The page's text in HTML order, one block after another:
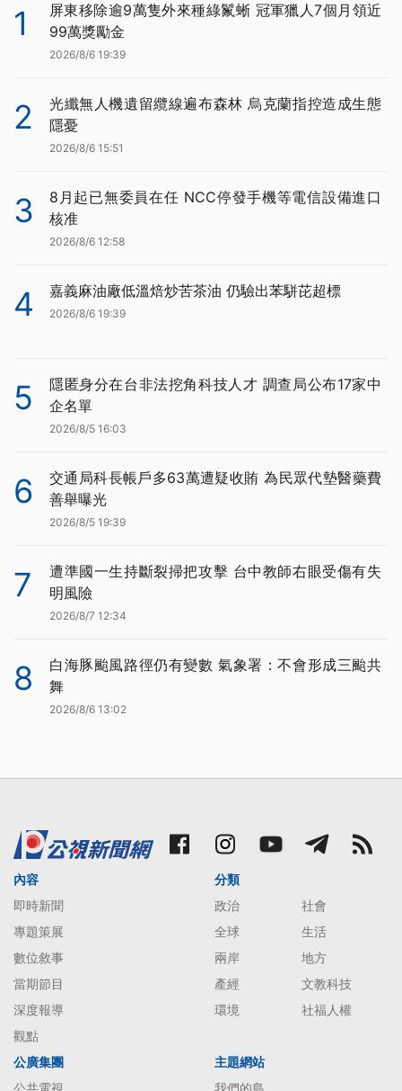
1
屏東移除逾9萬隻外來種綠鬣蜥 冠軍獵人7個月領近
99萬獎勵金
2026/8/6 19:39
2
光纖無人機遺留纜線遍布森林 烏克蘭指控造成生態
隱憂
2026/8/6 15:51
3
8月起已無委員在任 NCC停發手機等電信設備進口
核准
2026/8/6 12:58
4 嘉義麻油廠低溫焙炒苦茶油 仍驗出苯駢芘超標
2026/8/6 19:39
5
隱匿身分在台非法挖角科技人才 調查局公布17家中
企名單
2026/8/5 16:03
6
交通局科長帳戶多63萬遭疑收賄 為民眾代墊醫藥費
善舉曝光
2026/8/5 19:39
7
遭準國一生持斷裂掃把攻擊 台中教師右眼受傷有失
明風險
2026/8/7 12:34
8
白海豚颱風路徑仍有變數 氣象署：不會形成三颱共
舞
2026/8/6 13:02
內容
即時新聞
專題策展
數位敘事
當期節目
深度報導
觀點
分類
政治
社會
全球
生活
兩岸
地方
產經
文教科技
環境
社福人權
公廣集團
主題網站